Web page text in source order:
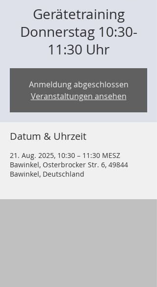
Gerätetraining
Donnerstag 10:30-
11:30 Uhr
Anmeldung abgeschlossen
Veranstaltungen ansehen
Datum & Uhrzeit
21. Aug. 2025, 10:30 – 11:30 MESZ
Bawinkel, Osterbrocker Str. 6, 49844
Bawinkel, Deutschland